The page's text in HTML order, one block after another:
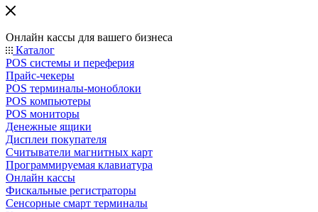
Онлайн кассы для вашего бизнеса
Каталог
POS системы и переферия
Прайс-чекеры
POS терминалы-моноблоки
POS компьютеры
POS мониторы
Денежные ящики
Дисплеи покупателя
Считыватели магнитных карт
Программируемая клавиатура
Онлайн кассы
Фискальные регистраторы
Сенсорные смарт терминалы